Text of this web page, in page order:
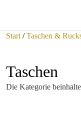
Start /Taschen &
Taschen
Die Kategorie